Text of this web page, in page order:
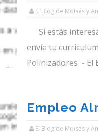
Almeria
De Moises
El Blog de Moisés y
Si estás
envía tu
Polinizadores - El
Empleo
El Blog de Moisés y